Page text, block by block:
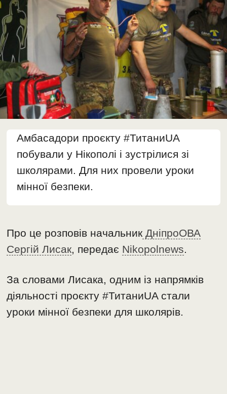
Амбасадори проєкту #ТитаниUA
побували у Нікополі і зустрілися зі
школярами. Для них провели уроки
мінної безпеки.
Про це розповів начальник ДніпроОВА
Сергій Лисак, передає Nikopolnews.
За словами Лисака, одним із напрямків
діяльності проєкту #ТитаниUA стали
уроки мінної безпеки для школярів.